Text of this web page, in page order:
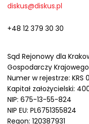
diskus@diskus.pl
+48 12 379 30 30
Sąd Rejonowy dla
Gospodarczy
Numer w rejestrze: KRS
Kapitał założycielski:
NIP: 675-13-55-824
NIP EU: PL6751355824
Regon: 120387931